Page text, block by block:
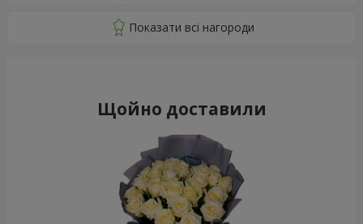
Щойно доставили